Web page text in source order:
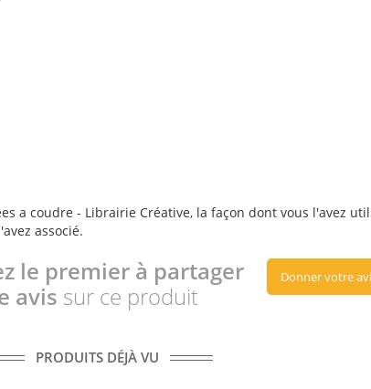
a coudre - Librairie Créative, la façon dont vous l'avez
associé.
le premier à partager
avis sur ce produit
Donner votre
PRODUITS DÉJÀ VU